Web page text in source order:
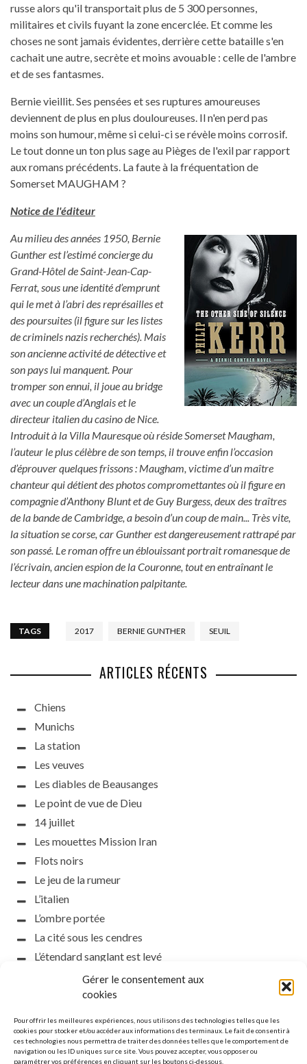
Gérer le consentement aux
cookies
Pour offrir les meilleures expériences, nous utilisons des technologies telles que les
cookies pour stocker et/ou accéder aux informations des terminaux. Le fait de consentir à
ces technologies nous permettra de traiter des données telles que le comportement de
navigation ou les ID uniques sur ce site. Vous pouvez accepter, vous opposer ou
paramétrer vos préférences en cliquant sur les boutons ci-dessous.
russe alors qu'il transportait plus de 5 300 personnes,
militaires et civils fuyant la zone encerclée. Et comme les
choses ne sont jamais évidentes, derrière cette bataille s'en
cachait une autre, secrète et moins avouable : celle de l'ambre
et de ses fantasmes.
Bernie vieillit. Ses pensées et ses ruptures amoureuses
deviennent de plus en plus douloureuses. Il n'en perd pas
moins son humour, même si celui-ci se révèle moins corrosif.
Le tout donne un ton plus sage au Pièges de l'exil par rapport
aux romans précédents. La faute à la fréquentation de
Somerset MAUGHAM ?
Notice de l'éditeur
Au milieu des années 1950, Bernie
Gunther est l’estimé concierge du
Grand-Hôtel de Saint-Jean-Cap-
Ferrat, sous une identité d’emprunt
qui le met à l’abri des représailles et
des poursuites (il figure sur les listes
de criminels nazis recherchés). Mais
son ancienne activité de détective et
son pays lui manquent. Pour
tromper son ennui, il joue au bridge
avec un couple d’Anglais et le
directeur italien du casino de Nice.
Introduit à la Villa Mauresque où réside Somerset Maugham,
l’auteur le plus célèbre de son temps, il trouve enfin l’occasion
d’éprouver quelques frissons : Maugham, victime d’un maître
chanteur qui détient des photos compromettantes où il figure en
compagnie d’Anthony Blunt et de Guy Burgess, deux des traîtres
de la bande de Cambridge, a besoin d’un coup de main... Très vite,
la situation se corse, car Gunther est dangereusement rattrapé par
son passé. Le roman offre un éblouissant portrait romanesque de
l’écrivain, ancien espion de la Couronne, tout en entraînant le
lecteur dans une machination palpitante.
TAGS 2017 BERNIE GUNTHER SEUIL
ARTICLES RÉCENTS
Chiens
Munichs
La station
Les veuves
Les diables de Beausanges
Le point de vue de Dieu
14 juillet
Les mouettes Mission Iran
Flots noirs
Le jeu de la rumeur
L’italien
L’ombre portée
La cité sous les cendres
L’étendard sanglant est levé
L’incident d’Helsinki
la petite fasciste
Loch noir
Que s’obscurcissent le soleil et la lumière